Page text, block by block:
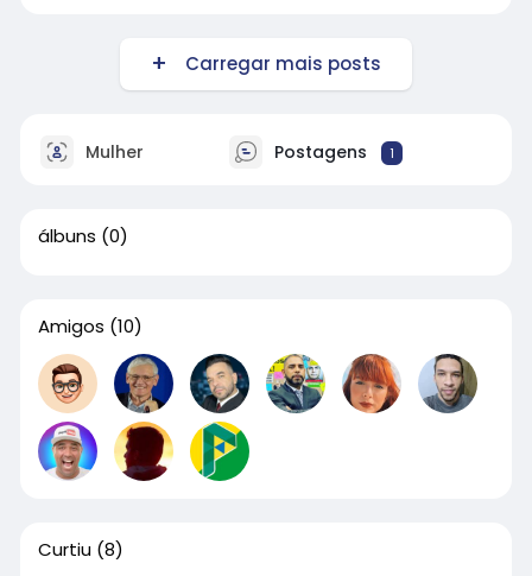
Carregar mais posts
Mulher Postagens 1
álbuns (0)
Amigos (10)
Curtiu (8)